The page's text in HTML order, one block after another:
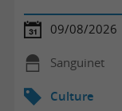
09/08/2026
Sanguinet
Culture